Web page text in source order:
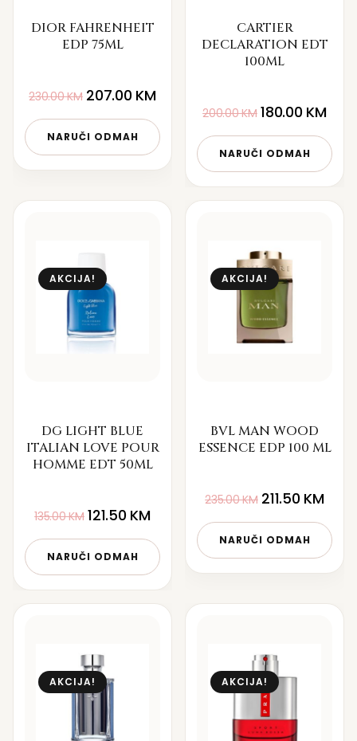
DIOR FAHRENHEIT
EDP 75ML
230.00KM 207.00 KM
NARUČI ODMAH
CARTIER
DECLARATION EDT
100ML
200.00KM 180.00 KM
NARUČI ODMAH
AKCIJA!
DG LIGHT BLUE
ITALIAN LOVE POUR
HOMME EDT 50ML
135.00KM 121.50 KM
NARUČI ODMAH
AKCIJA!
BVL MAN WOOD
ESSENCE EDP 100 ML
235.00KM 211.50 KM
NARUČI ODMAH
AKCIJA! AKCIJA!